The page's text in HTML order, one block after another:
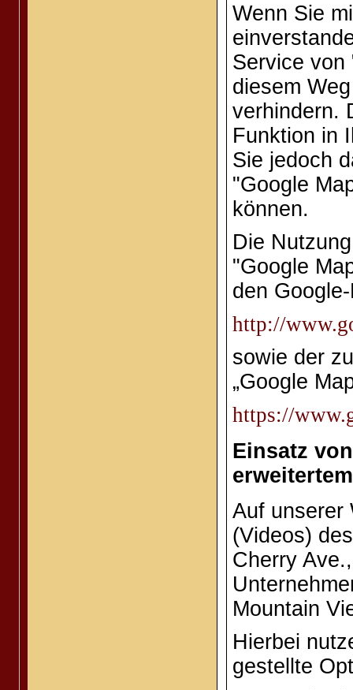
Wenn Sie
Service von
diesem
verhindern.
Funktion in
Sie jedoch
"Google
können.
Die
"Google
den
http://
sowie der
„Google
https://
Einsatz
Auf unserer
(Videos)
Cherry
Mountain
Hierbei
gestellte